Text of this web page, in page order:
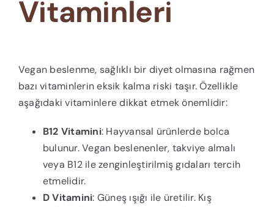
Vitaminleri
Vegan beslenme, sağlıklı bir diyet olmasına rağmen
bazı vitaminlerin eksik kalma riski taşır. Özellikle
aşağıdaki vitaminlere dikkat etmek önemlidir:
B12 Vitamini: Hayvansal ürünlerde bolca
bulunur. Vegan beslenenler, takviye almalı
veya B12 ile zenginleştirilmiş gıdaları tercih
etmelidir.
D Vitamini: Güneş ışığı ile üretilir. Kış